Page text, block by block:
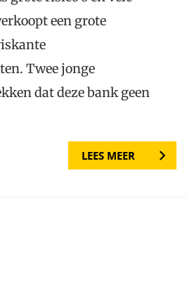
een grote
Twee jonge
dat deze bank geen
LEES MEER